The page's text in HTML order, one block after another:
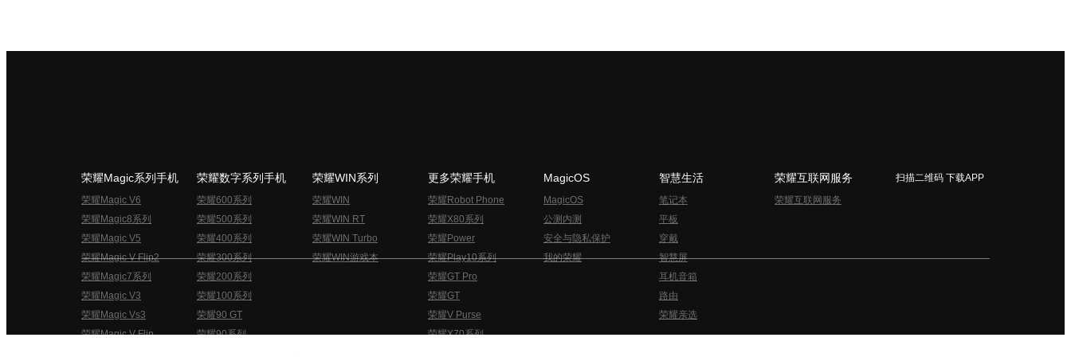
荣耀Magic系列手机
荣耀Magic V6
荣耀Magic8系列
荣耀Magic V5
荣耀Magic V Flip2
荣耀Magic7系列
荣耀Magic V3
荣耀Magic Vs3
荣耀Magic V Flip
荣耀数字系列手机
荣耀600系列
荣耀500系列
荣耀400系列
荣耀300系列
荣耀200系列
荣耀100系列
荣耀90 GT
荣耀90系列
荣耀WIN系列
荣耀WIN
荣耀WIN RT
荣耀WIN Turbo
荣耀WIN游戏本
更多荣耀手机
荣耀Robot Phone
荣耀X80系列
荣耀Power
荣耀Play10系列
荣耀GT Pro
荣耀GT
荣耀V Purse
荣耀X70系列
MagicOS
MagicOS
公测内测
安全与隐私保护
我的荣耀
智慧生活
笔记本
平板
穿戴
智慧屏
耳机音箱
路由
荣耀亲选
荣耀互联网服务
荣耀互联网服务
扫描二维码 下载APP